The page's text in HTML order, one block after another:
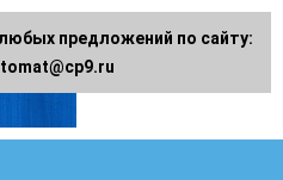
предложений по сайту: